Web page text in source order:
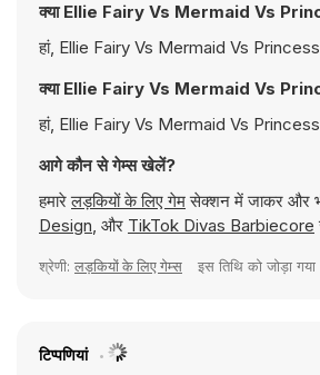
क्या Ellie Fairy Vs Mermaid Vs
हां, Ellie Fairy Vs Mermaid Vs Princess
क्या Ellie Fairy Vs Mermaid Vs
हां, Ellie Fairy Vs Mermaid Vs
आगे कौन से गेम्स खेलें?
हमारेलड़कियों के लिए गेमसेक्शन में जाकर और
Design, और TikTok Divas Barbiecore
श्रेणी: लड़कियों के लिए गेम्स इस तिथि को जोड़ा गया
टिप्पणियां